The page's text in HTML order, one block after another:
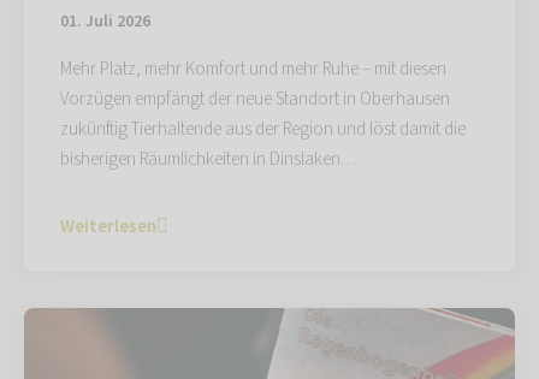
01. Juli 2026
Mehr Platz, mehr Komfort und mehr Ruhe – mit diesen
Vorzügen empfängt der neue Standort in Oberhausen
zukünftig Tierhaltende aus der Region und löst damit die
bisherigen Räumlichkeiten in Dinslaken…
Weiterlesen